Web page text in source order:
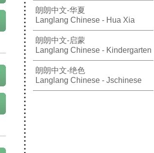
朗朗中文-华夏
Langlang Chinese - Hua Xia
朗朗中文-启蒙
Langlang Chinese - Kindergarten
朗朗中文-绝色
Langlang Chinese - Jschinese